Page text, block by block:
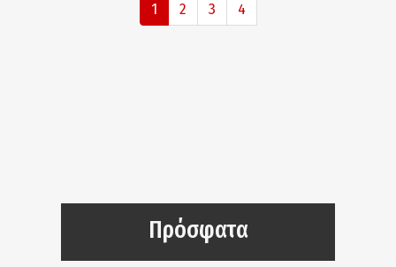
1 2 3 4
Πρόσφατα